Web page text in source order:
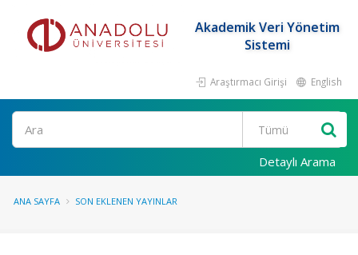
Akademik Veri Yönetim
Sistemi
Araştırmacı Girişi English
Ara
Detaylı Arama
ANA SAYFA SON EKLENEN YAYINLAR